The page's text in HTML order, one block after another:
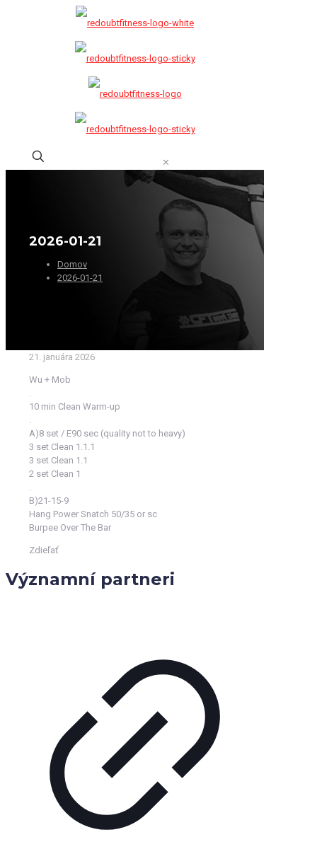
✕
2026-01-21
Domov
2026-01-21
21. januára 2026
Wu + Mob
.
10 min Clean Warm-up
.
A)8 set / E90 sec (quality not to heavy)
3 set Clean 1.1.1
3 set Clean 1.1
2 set Clean 1
.
B)21-15-9
Hang Power Snatch 50/35 or sc
Burpee Over The Bar
Zdieľať
Významní partneri